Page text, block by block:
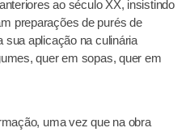
ao século XX, insistindo
preparações de purés de
aplicação na culinária
quer em sopas, quer em
uma vez que na obra